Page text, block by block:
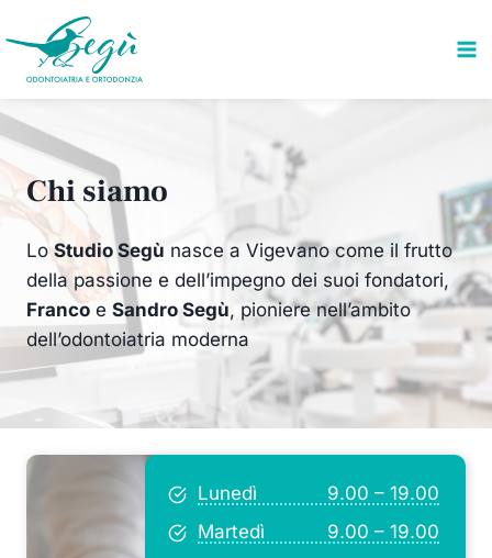
al
contenuto
Chi siamo
LoStudio Segù nasce a Vigevano come il frutto
della passione e dell’impegno dei suoi fondatori,
Franco e Sandro Segù, pioniere nell’ambito
dell’odontoiatria moderna
Lunedì
9.00 – 19.00
Martedì
9.00 – 19.00